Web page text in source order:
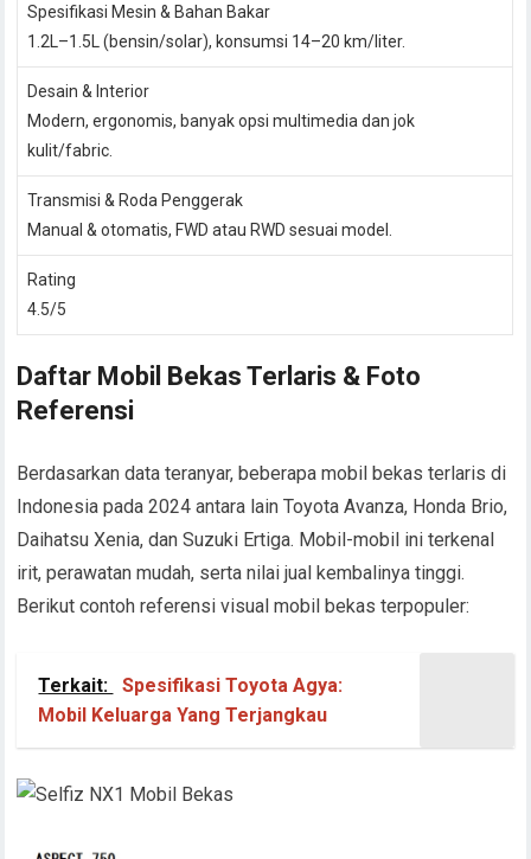
Spesifikasi Mesin & Bahan Bakar
1.2L–1.5L (bensin/solar), konsumsi 14–20 km/liter.
Desain & Interior
Modern, ergonomis, banyak opsi multimedia dan jok
kulit/fabric.
Transmisi & Roda Penggerak
Manual & otomatis, FWD atau RWD sesuai model.
Rating
4.5/5
Daftar Mobil Bekas Terlaris & Foto
Referensi
Berdasarkan data teranyar, beberapa mobil bekas terlaris di
Indonesia pada 2024 antara lain Toyota Avanza, Honda Brio,
Daihatsu Xenia, dan Suzuki Ertiga. Mobil-mobil ini terkenal
irit, perawatan mudah, serta nilai jual kembalinya tinggi.
Berikut contoh referensi visual mobil bekas terpopuler:
Terkait:
Spesifikasi Toyota Agya:
Mobil Keluarga Yang Terjangkau